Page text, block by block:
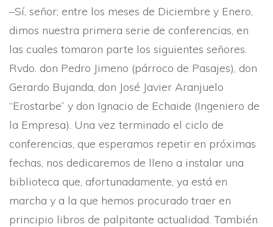
–Sí­, señor; entre los meses de Diciembre y Enero,
dimos nuestra primera serie de conferencias, en
las cuales tomaron parte los siguientes señores.
Rvdo. don Pedro Jimeno (párroco de Pasajes), don
Gerardo Bujanda, don José Javier Aranjuelo
“Erostarbe” y don Ignacio de Echaide (Ingeniero de
la Empresa). Una vez terminado el ciclo de
conferencias, que esperamos repetir en próximas
fechas, nos dedicaremos de lleno a instalar una
biblioteca que, afortunadamente, ya está en
marcha y a la que hemos procurado traer en
principio libros de palpitante actualidad. También